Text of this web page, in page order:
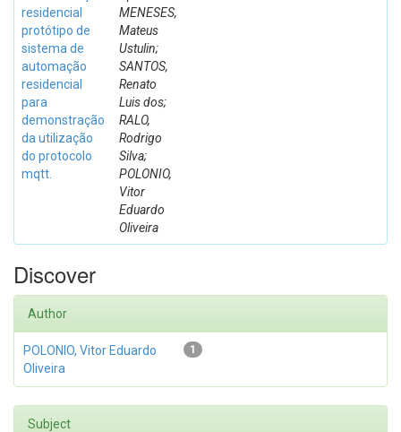
residencial
protótipo de
sistema de
automação
residencial
para
demonstração
da utilização
do protocolo
mqtt.
MENESES,
Mateus
Ustulin;
SANTOS,
Renato
Luis dos;
RALO,
Rodrigo
Silva;
POLONIO,
Vitor
Eduardo
Oliveira
Discover
Author
1
POLONIO, Vitor Eduardo
Oliveira
Subject